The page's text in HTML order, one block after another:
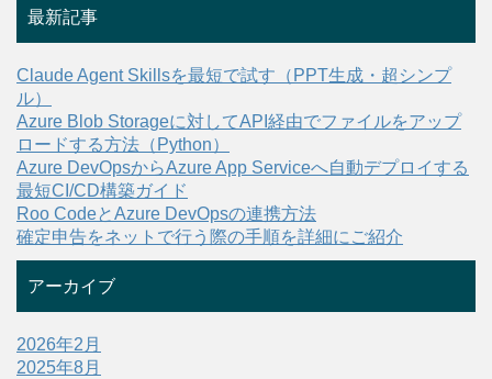
最新記事
Claude Agent Skillsを最短で試す（PPT生成・超シンプ
ル）
Azure Blob Storageに対してAPI経由でファイルをアップ
ロードする方法（Python）
Azure DevOpsからAzure App Serviceへ自動デプロイする
最短CI/CD構築ガイド
Roo CodeとAzure DevOpsの連携方法
確定申告をネットで行う際の手順を詳細にご紹介
アーカイブ
2026年2月
2025年8月